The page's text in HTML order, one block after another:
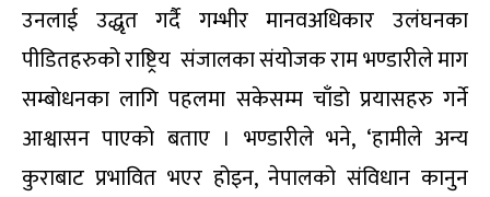
उनलाई उद्धृत गर्दै गम्भीर मानवअधिकार उलंघनका
पीडितहरुको राष्ट्रिय संजालका संयोजक राम भण्डारीले माग
सम्बोधनका लागि पहलमा सकेसम्म चाँडो प्रयासहरु गर्ने
आश्वासन पाएको बताए । भण्डारीले भने, ‘हामीले अन्य
कुराबाट प्रभावित भएर होइन, नेपालको संविधान कानुन